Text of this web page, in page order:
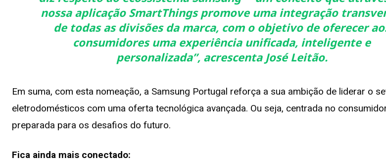
nossa aplicação SmartThings promove uma integração
de todas as divisões da marca, com o objetivo de oferecer
consumidores uma experiência unificada, inteligente e
personalizada”, acrescenta José Leitão.
Em suma, com esta nomeação, a Samsung Portugal reforça a sua ambição de liderar o
eletrodomésticos com uma oferta tecnológica avançada. Ou seja, centrada no
preparada para os desafios do futuro.
Fica ainda mais conectado: